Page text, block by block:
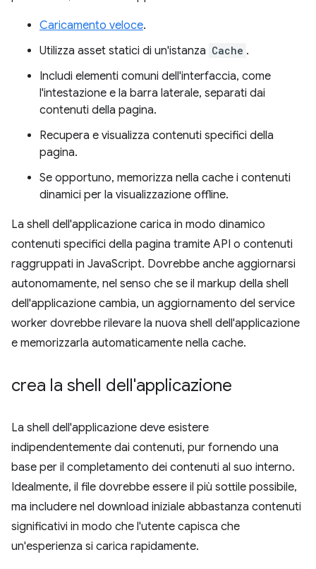
Caricamento veloce.
Utilizza asset statici di un'istanza Cache .
Includi elementi comuni dell'interfaccia, come
l'intestazione e la barra laterale, separati dai
contenuti della pagina.
Recupera e visualizza contenuti specifici della
pagina.
Se opportuno, memorizza nella cache i contenuti
dinamici per la visualizzazione offline.
La shell dell'applicazione carica in modo dinamico
contenuti specifici della pagina tramite API o contenuti
raggruppati in JavaScript. Dovrebbe anche aggiornarsi
autonomamente, nel senso che se il markup della shell
dell'applicazione cambia, un aggiornamento del service
worker dovrebbe rilevare la nuova shell dell'applicazione
e memorizzarla automaticamente nella cache.
crea la shell dell'applicazione
La shell dell'applicazione deve esistere
indipendentemente dai contenuti, pur fornendo una
base per il completamento dei contenuti al suo interno.
Idealmente, il file dovrebbe essere il più sottile possibile,
ma includere nel download iniziale abbastanza contenuti
significativi in modo che l'utente capisca che
un'esperienza si carica rapidamente.